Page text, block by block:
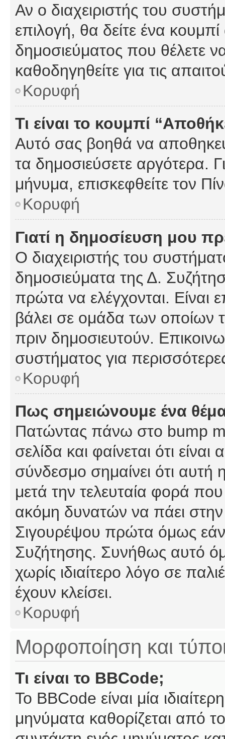
Αν ο διαχειριστής του
επιλογή, θα δείτε ένα
δημοσιεύματος που θέλετε
καθοδηγηθείτε για τις
Κορυφή
Τι είναι το κουμπί
Αυτό σας βοηθά να
τα δημοσιεύσετε αργότερα.
μήνυμα, επισκεφθείτε τον
Κορυφή
Γιατί η δημοσίευση μου
Ο διαχειριστής του
δημοσιεύματα της Δ.
πρώτα να ελέγχονται. Είναι
βάλει σε ομάδα των οποίων
πριν δημοσιευτούν.
συστήματος για
Κορυφή
Πως σημειώνουμε ένα
Πατώντας πάνω στο bump
σελίδα και φαίνεται ότι
σύνδεσμο σημαίνει ότι αυτή
μετά την τελευταία φορά που
ακόμη δυνατών να πάει
Σιγουρέψου πρώτα όμως εάν
Συζήτησης. Συνήθως αυτό
χωρίς ιδιαίτερο λόγο σε
έχουν κλείσει.
Κορυφή
Μορφοποίηση και
Τι είναι το BBCode;
Το BBCode είναι μία
μηνύματα καθορίζεται από